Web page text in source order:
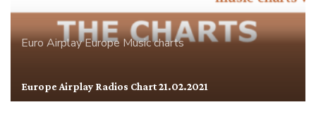
Euro AirplayEuropeMusic charts
Europe Airplay Radios Chart 21.02.2021